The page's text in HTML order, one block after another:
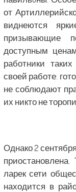
от
виднеются
призывающие
доступным
работники
своей работе:
не соблюдают
их никто не
Однако 2
ларек сети
находится в